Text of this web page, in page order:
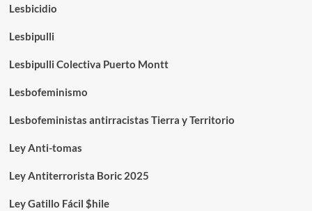
Lesbicidio
Lesbipulli
Lesbipulli Colectiva Puerto Montt
Lesbofeminismo
Lesbofeministas antirracistas Tierra y Territorio
Ley Anti-tomas
Ley Antiterrorista Boric 2025
Ley Gatillo Fácil $hile